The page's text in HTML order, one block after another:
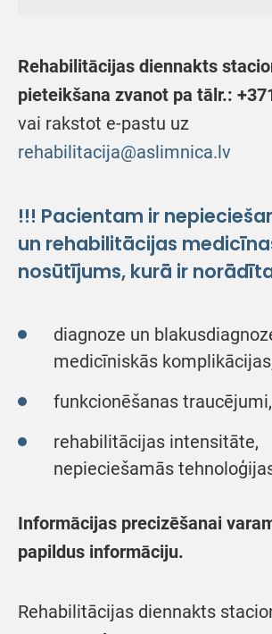
Rehabilitācijas diennakts
pieteikšana zvanot pa tālr.:
vai rakstot e-pastu uz
rehabilitacija@aslimnica.lv
!!! Pacientam ir
un rehabilitācijas
nosūtījums, kurā ir
diagnoze un
medicīniskās
funkcionēšanas
rehabilitācijas intensitāte,
nepieciešamās
Informācijas precizēšanai
papildus informāciju.
Rehabilitācijas diennakts